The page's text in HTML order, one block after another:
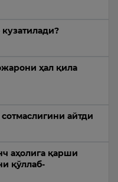
ҳал қила
айтди
аҳолига қарши
қўллаб-